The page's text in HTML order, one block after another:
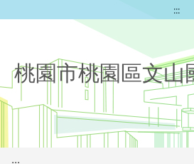
:::
桃園市桃園區文山